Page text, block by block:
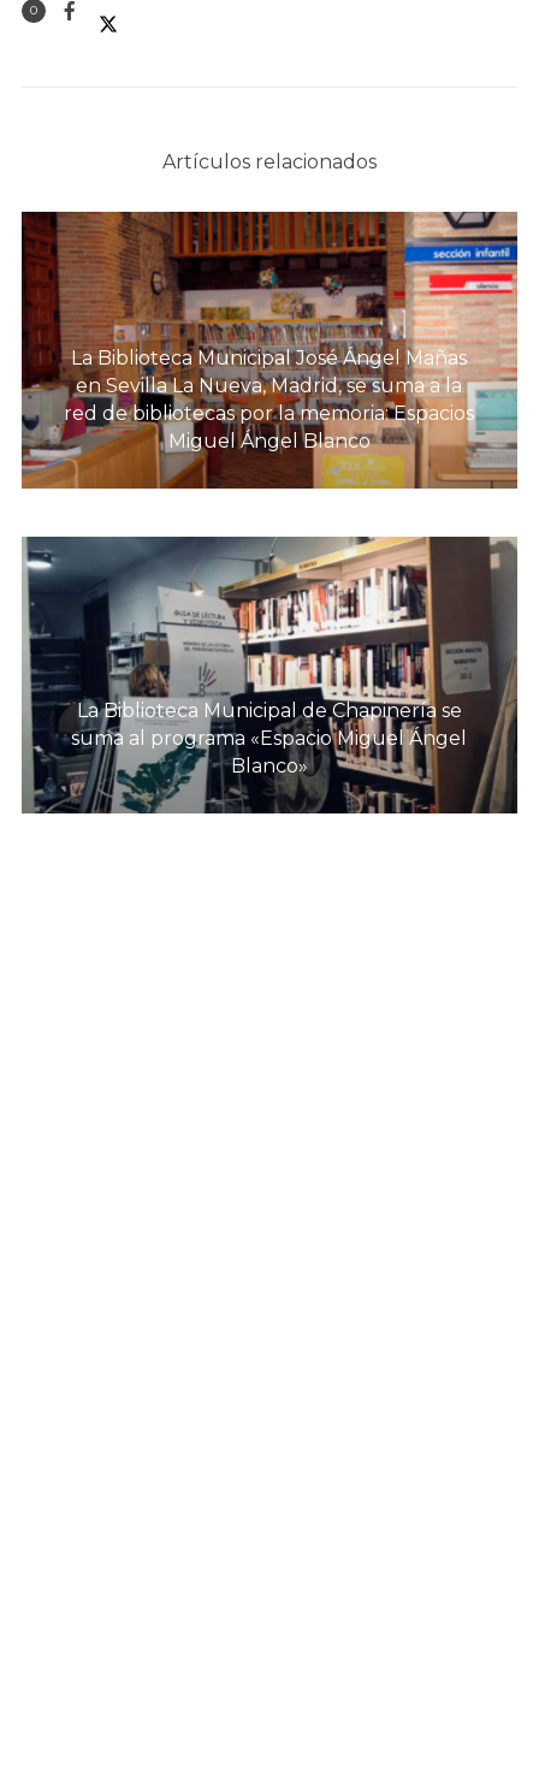
0
Artículos relacionados
La Biblioteca Municipal José Ángel Mañas
en Sevilla La Nueva, Madrid, se suma a la
red de bibliotecas por la memoria: Espacios
Miguel Ángel Blanco
La Biblioteca Municipal de Chapinería se
suma al programa «Espacio Miguel Ángel
Blanco»